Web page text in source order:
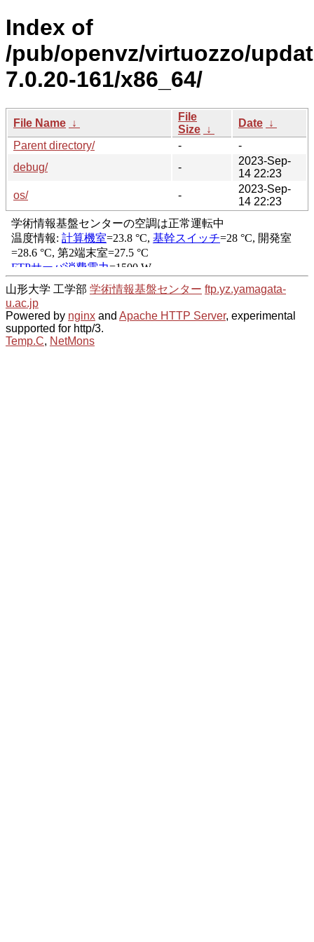
Index of
/pub/openvz/virtuozzo/
7.0.20-161/x86_64/
File Name ↓
File
Size ↓
Date ↓
Parent directory/
-
-
debug/
-
2023-Sep-
14 22:23
os/
-
2023-Sep-
14 22:23
山形大学 工学部 学術情報基盤センター ftp.yz.yamagata-
u.ac.jp
Powered by nginx and Apache HTTP Server, experimental
supported for http/3.
Temp.C, NetMons